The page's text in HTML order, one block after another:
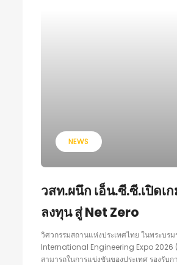
NEWS
วสท.ผนึก เอ็น.ซี.ซี.เปิด
ลงทุน สู่ Net Zero
วิศวกรรมสถานแห่งประเทศไทย ในพระบ
International Engineering Expo 2026
สามารถในการแข่งขันของประเทศ รองรับ